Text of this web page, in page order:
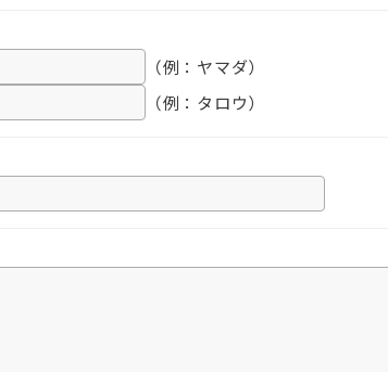
（例：ヤマダ）
（例：タロウ）